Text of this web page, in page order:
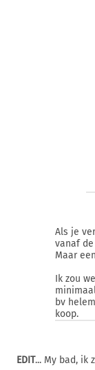
Als je
vanaf
Maar
Ik zou
bv
koop.
EDIT... My bad, ik